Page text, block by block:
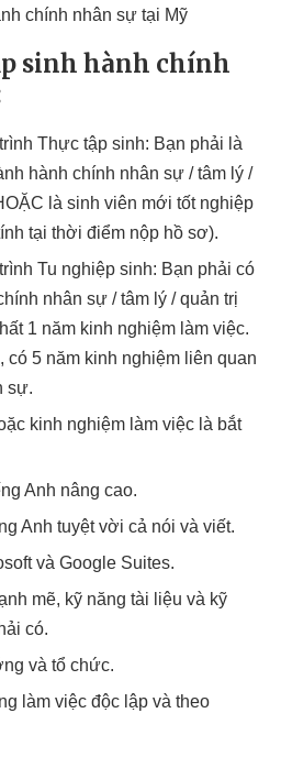
chính nhân sự tại Mỹ
sinh hành chính
Thực tập sinh: Bạn phải là
hành chính nhân sự / tâm lý /
là sinh viên mới tốt nghiệp
tại thời điểm nộp hồ sơ).
Tu nghiệp sinh: Bạn phải có
nhân sự / tâm lý / quản trị
1 năm kinh nghiệm làm việc.
có 5 năm kinh nghiệm liên quan
sự.
kinh nghiệm làm việc là bắt
Anh nâng cao.
Anh tuyệt vời cả nói và viết.
và Google Suites.
mẽ, kỹ năng tài liệu và kỹ
có.
và tổ chức.
làm việc độc lập và theo